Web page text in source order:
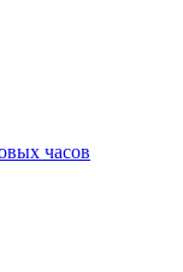
часов